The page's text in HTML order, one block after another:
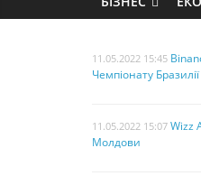
11.05.2022 15:45
Чемпіонату
11.05.2022 15:07 Wizz
Молдови